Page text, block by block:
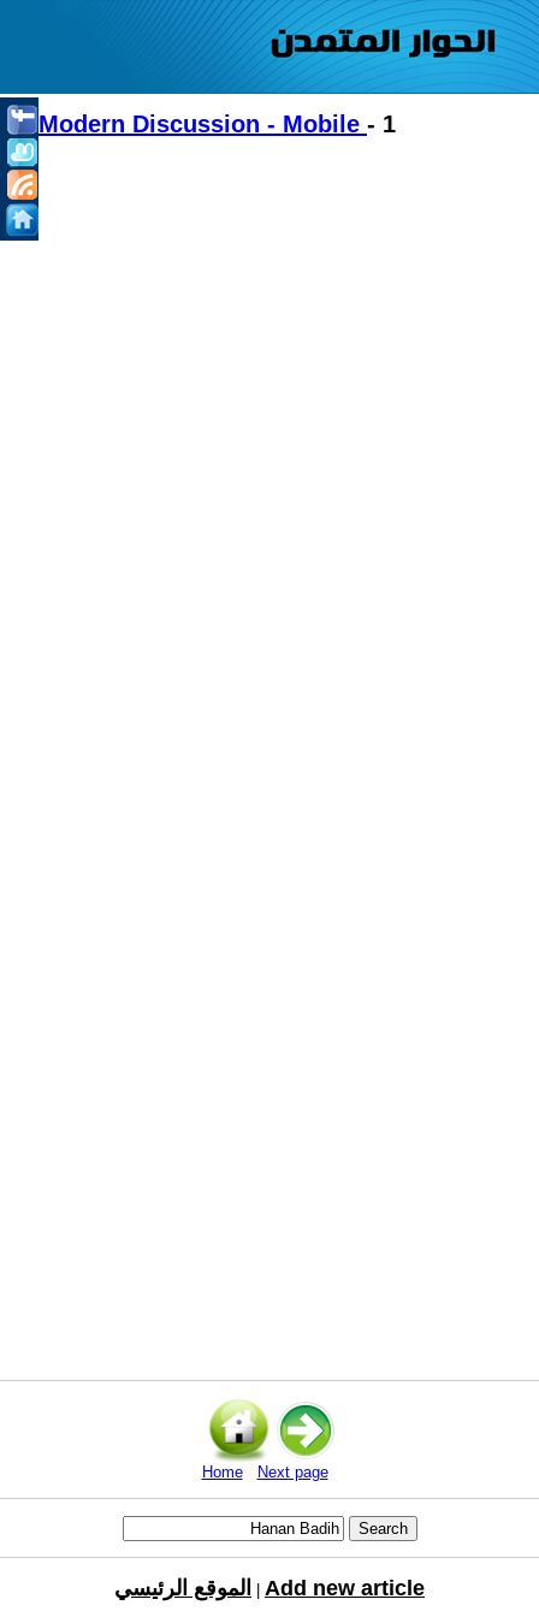
Modern Discussion - Mobile - 1
Home Next page
الموقع الرئيسي Add new article